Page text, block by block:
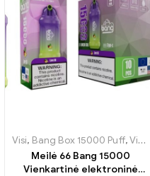
Visi, Bang Box 15000 Puff,Vienkartinės elektroninės cigaretės Švedija
Meilė 66 Bang 15000
Vienkartinė elektroninė